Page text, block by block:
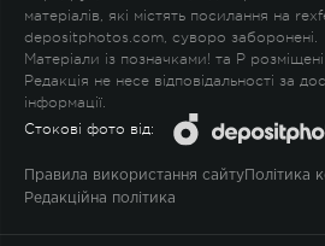
матеріалів, які містять посилання на
depositphotos.com, суворо заборонені.
Матеріали із позначками! та P
Редакція не несе відповідальності за
інформації.
Стокові фото від:
Правила використання сайту Політика
Редакційна політика